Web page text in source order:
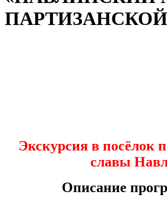
Экскурсия в посёлок
славы
Описание